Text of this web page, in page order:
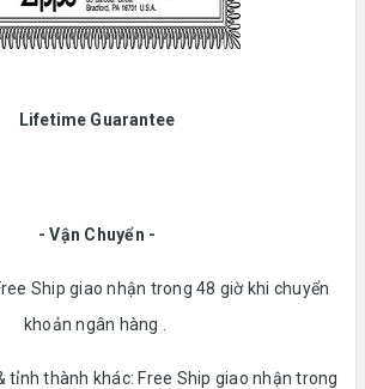
Lifetime Guarantee
- Vận Chuyển -
Ship giao nhận trong 48 giờ khi chuyển
khoản ngân hàng .
tỉnh thành khác: Free Ship giao nhận trong